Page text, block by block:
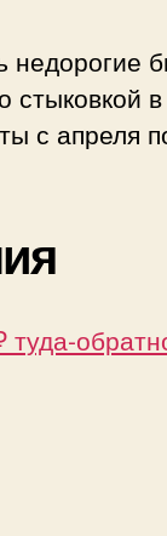
недорогие
стыковкой
с апреля
туда-